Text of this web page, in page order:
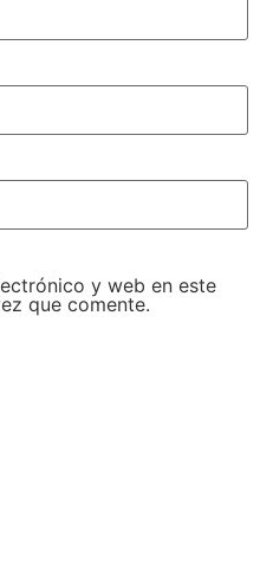
y web en este
que comente.